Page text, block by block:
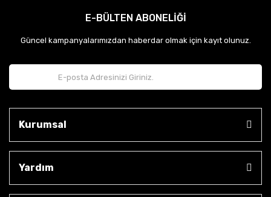
E-BÜLTEN ABONELİĞİ
Güncel kampanyalarımızdan haberdar olmak için kayıt olunuz.
Kurumsal
Yardım